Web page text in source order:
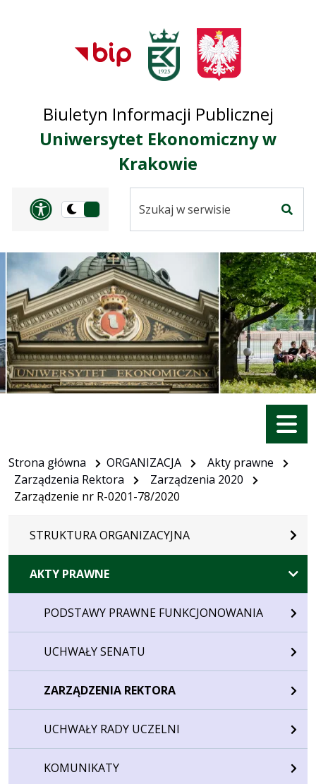
Przejdź do
głównego menu
Przejdź do treści
Przejdź do mapy
serwisu
Biuletyn Informacji Publicznej
Uniwersytet Ekonomiczny w
Krakowie
Panel dostosowania
Przełącz
ciemną
serwisie
Menu
Strona główna ORGANIZACJA
Akty prawne
Zarządzenia Rektora
Zarządzenia 2020
Zarządzenie nr R-0201-78/2020
STRUKTURA ORGANIZACYJNA
AKTY PRAWNE
PODSTAWY PRAWNE FUNKCJONOWANIA
UCHWAŁY SENATU
ZARZĄDZENIA REKTORA
UCHWAŁY RADY UCZELNI
KOMUNIKATY